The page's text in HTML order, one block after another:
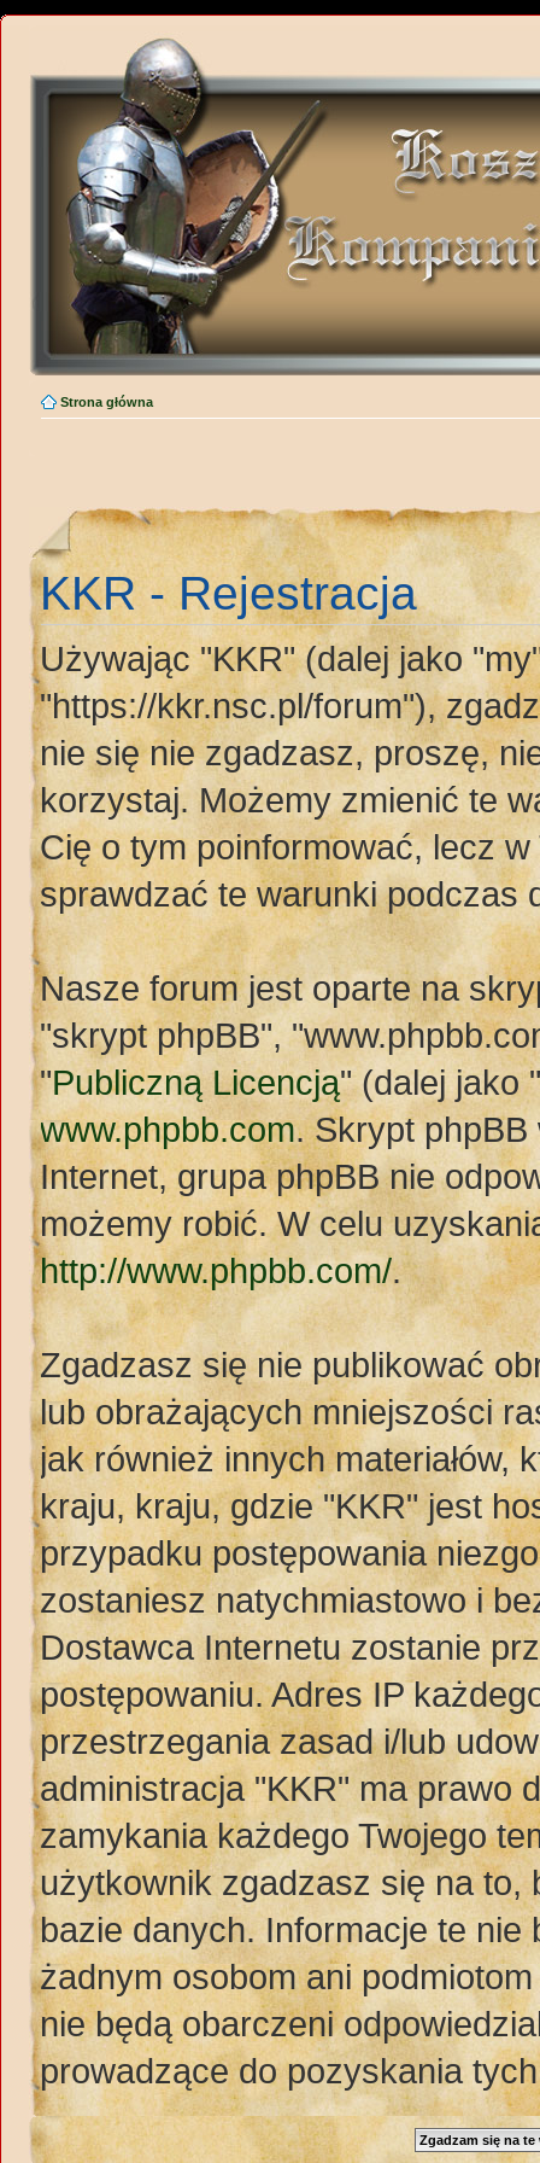
Strona główna
KKR - Rejestracja
Używając "KKR" (dalej jako
"https://kkr.nsc.pl/forum"),
nie się nie zgadzasz, proszę,
korzystaj. Możemy zmienić te
Cię o tym poinformować, lecz
sprawdzać te warunki podczas
Nasze forum jest oparte na
"skrypt phpBB",
"Publiczną Licencją" (dalej jako
www.phpbb.com. Skrypt
Internet, grupa phpBB nie
możemy robić. W celu
http://www.phpbb.com/.
Zgadzasz się nie publikować
lub obrażających mniejszości
jak również innych materiałów,
kraju, kraju, gdzie "KKR" jest
przypadku postępowania
zostaniesz natychmiastowo i
Dostawca Internetu zostanie
postępowaniu. Adres IP
przestrzegania zasad i/lub
administracja "KKR" ma prawo
zamykania każdego Twojego
użytkownik zgadzasz się na to,
bazie danych. Informacje te
żadnym osobom ani
nie będą obarczeni
prowadzące do pozyskania